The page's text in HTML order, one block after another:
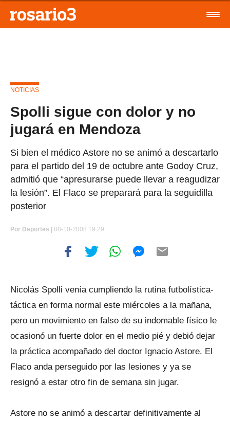
NOTICIAS
Spolli sigue con dolor y no
jugará en Mendoza
Si bien el médico Astore no se animó a descartarlo
para el partido del 19 de octubre ante Godoy Cruz,
admitió que “apresurarse puede llevar a reagudizar
la lesión”. El Flaco se preparará para la seguidilla
posterior
Por Deportes | 08-10-2008 19:29
Nicolás Spolli venía cumpliendo la rutina futbolística-
táctica en forma normal este miércoles a la mañana,
pero un movimiento en falso de su indomable físico le
ocasionó un fuerte dolor en el medio pié y debió dejar
la práctica acompañado del doctor Ignacio Astore. El
Flaco anda perseguido por las lesiones y ya se
resignó a estar otro fin de semana sin jugar.
Astore no se animó a descartar definitivamente al